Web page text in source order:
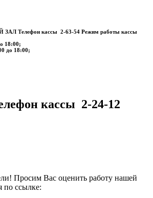
ЗАЛ Телефон кассы 2-63-54 Режим работы кассы
18:00;
до 18:00;
кассы 2-24-12
Просим Вас оценить работу нашей
по ссылке: